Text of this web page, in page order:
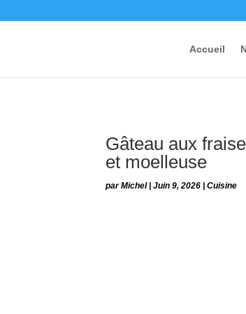
Accueil
Gâteau aux
et moelleuse
parMichel|Juin 9, 2026 |Cuisine